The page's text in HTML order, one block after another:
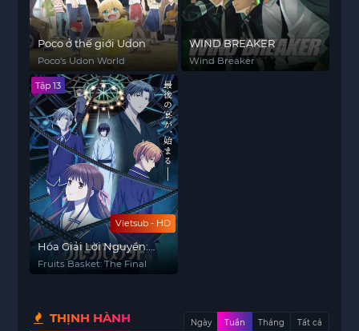
Poco ở thế giới Udon
Poco's Udon World
WIND BREAKER
Wind Breaker
Vietsub - HD
Tập 13
Hóa Giải Lời Nguyền:
Mùa Cuối
Fruits Basket: The Final
THỊNH HÀNH Ngày Tuần Tháng Tất cả